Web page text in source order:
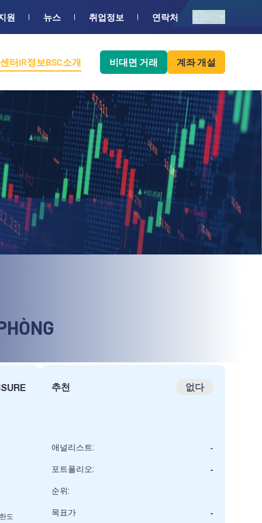
원 뉴스 취업정보 연락처
터IR정보BSC소개 비대면 거래 계좌 개설
도
추천 없다
애널리스트: -
포트폴리오: -
순위:
목표가 -